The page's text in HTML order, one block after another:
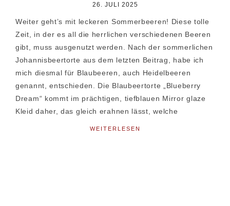
26. JULI 2025
Weiter geht’s mit leckeren Sommerbeeren! Diese tolle
Zeit, in der es all die herrlichen verschiedenen Beeren
gibt, muss ausgenutzt werden. Nach der sommerlichen
Johannisbeertorte aus dem letzten Beitrag, habe ich
mich diesmal für Blaubeeren, auch Heidelbeeren
genannt, entschieden. Die Blaubeertorte „Blueberry
Dream“ kommt im prächtigen, tiefblauen Mirror glaze
Kleid daher, das gleich erahnen lässt, welche
WEITERLESEN